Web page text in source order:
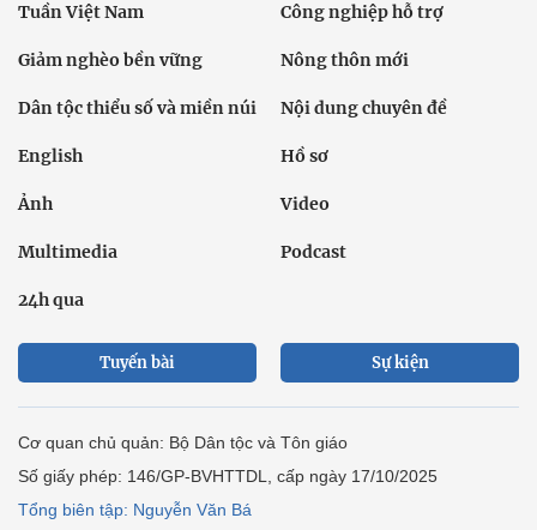
Tuần Việt Nam Công nghiệp hỗ trợ
Giảm nghèo bền vững Nông thôn mới
Dân tộc thiểu số và miền núi Nội dung chuyên đề
English Hồ sơ
Ảnh Video
Multimedia Podcast
24h qua
Tuyến bài Sự kiện
Cơ quan chủ quản: Bộ Dân tộc và Tôn giáo
Số giấy phép: 146/GP-BVHTTDL, cấp ngày 17/10/2025
Tổng biên tập: Nguyễn Văn Bá